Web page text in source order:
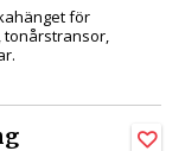
för
tonårstransor,